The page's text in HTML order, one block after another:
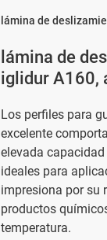
lámina de
lámina de
iglidur A160,
Los perfiles para
excelente
elevada
ideales para
impresiona por su
productos
temperatura.